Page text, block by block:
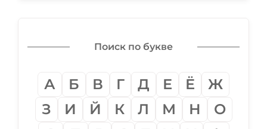
Поиск по букве
А Б В Г Д Е Ё
Ж
З
И Й К Л М Н
О